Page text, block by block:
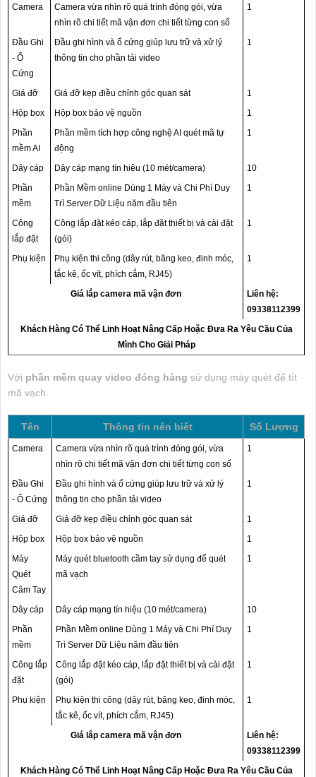
Camera
Camera vừa nhìn rõ quá trình đóng gói, vừa
nhìn rõ chi tiết mã vận đơn chi tiết từng con số
1
Đầu Ghi
- Ổ
Cứng
Đầu ghi hình và ổ cứng giúp lưu trữ và xử lý
thông tin cho phần tải video
1
Giá đỡ Giá đỡ kẹp điều chỉnh góc quan sát
1
Hộp box
Hộp box bảo vệ nguồn
1
Phần
mềm AI
Phần mềm tích hợp công nghệ AI quét mã tự
động
1
Dây cáp Dây cáp mạng tín hiệu (10 mét/camera)
10
Phần
mềm
Phần Mềm online Dùng 1 Máy và Chi Phí Duy
Trì Server Dữ Liệu năm đầu tiên
1
Công
lắp đặt
Công lắp đặt kéo cáp, lắp đặt thiết bị và cài đặt
(gói)
1
Phụ kiện
Phụ kiện thi công (dây rút, băng keo, đinh móc,
tắc kê, ốc vít, phích cắm, RJ45)
1
Giá lắp camera mã vận đơn
Liên hệ:
09338112399
Khách Hàng Có Thể Linh Hoạt Nâng Cấp Hoặc Đưa Ra Yêu Cầu Của
Mình Cho Giải Pháp
Với phần mềm quay video đóng hàng sử dụng máy quét để tít
mã vạch.
Tên Thông tin nên biết Số Lượng
Camera
Camera vừa nhìn rõ quá trình đóng gói, vừa
nhìn rõ chi tiết mã vận đơn chi tiết từng con số
1
Đầu Ghi
- Ổ Cứng
Đầu ghi hình và ổ cứng giúp lưu trữ và xử lý
thông tin cho phần tải video
1
Giá đỡ Giá đỡ kẹp điều chỉnh góc quan sát
1
Hộp box
Hộp box bảo vệ nguồn
1
Máy
Quét
Câm Tay
Máy quét bluetooth cầm tay sử dụng để quét
mã vạch
1
Dây cáp Dây cáp mạng tín hiệu (10 mét/camera)
10
Phần
mềm
Phần Mềm online Dùng 1 Máy và Chi Phí Duy
Trì Server Dữ Liệu năm đầu tiên
1
Công lắp
đặt
Công lắp đặt kéo cáp, lắp đặt thiết bị và cài đặt
(gói)
1
Phụ kiện
Phụ kiện thi công (dây rút, băng keo, đinh móc,
tắc kê, ốc vít, phích cắm, RJ45)
1
Giá lắp camera mã vận đơn
Liên hệ:
09338112399
Khách Hàng Có Thể Linh Hoạt Nâng Cấp Hoặc Đưa Ra Yêu Cầu Của